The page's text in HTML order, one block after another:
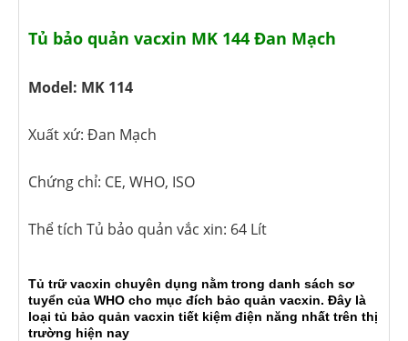
Tủ bảo quản vacxin MK 144 Đan Mạch
Model: MK 114
Xuất xứ: Đan Mạch
Chứng chỉ: CE, WHO, ISO
Thể tích Tủ bảo quản vắc xin: 64 Lít
Tủ trữ vacxin chuyên dụng nằm trong danh sách sơ
tuyển của WHO cho mục đích bảo quản vacxin. Đây là
loại tủ bảo quản vacxin tiết kiệm điện năng nhất trên thị
trường hiện nay